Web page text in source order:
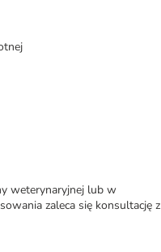
weterynaryjnej lub w
zaleca się konsultację z